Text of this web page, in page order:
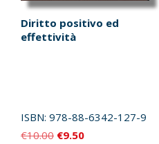
Diritto positivo ed
effettività
ISBN: 978-88-6342-127-9
€10.00 Il
€9.50Il